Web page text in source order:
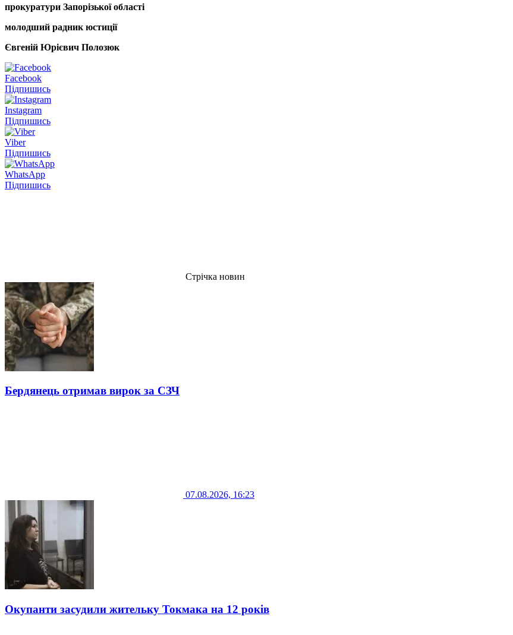
прокуратури Запорізької області
молодший радник юстиції
Євгеній Юрієвич Полозюк
Facebook
Підпишись
Instagram
Підпишись
Viber
Підпишись
WhatsApp
Підпишись
Стрічка новин
Бердянець отримав вирок за СЗЧ
07.08.2026, 16:23
Окупанти засудили жительку Токмака на 12 років